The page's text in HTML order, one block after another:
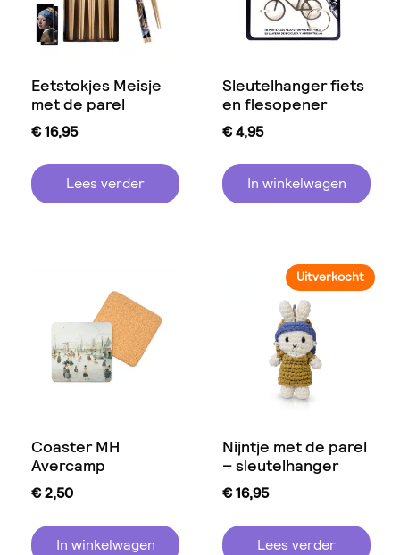
Eetstokjes Meisje
met de parel
€16,95
Lees verder
Sleutelhanger fiets
en flesopener
€4,95
In winkelwagen
Coaster MH
Avercamp
€2,50
In winkelwagen
Uitverkocht
Nijntje met de parel
– sleutelhanger
€16,95
Lees verder